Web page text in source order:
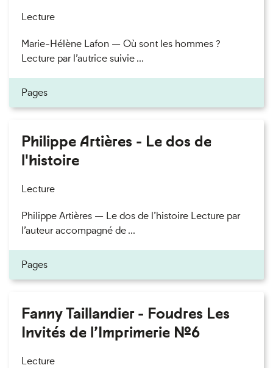
Lecture
Marie-Hélène Lafon — Où sont les hommes ?
Lecture par l’autrice suivie ...
Pages
Philippe Artières - Le dos de
l'histoire
Lecture
Philippe Artières — Le dos de l’histoire Lecture par
l’auteur accompagné de ...
Pages
Fanny Taillandier - Foudres Les
Invités de l’Imprimerie n°6
Lecture